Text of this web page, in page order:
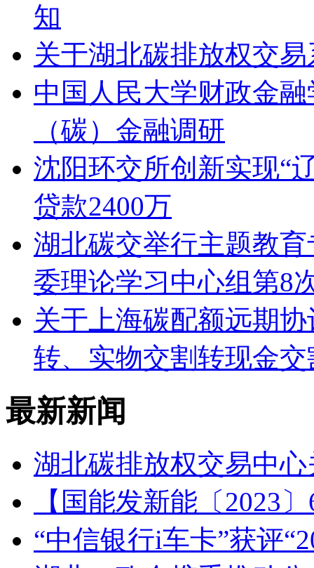
知
关于湖北碳排放权交
中国人民大学财政金
（碳）金融调研
沈阳环交所创新实现“
贷款2400万
湖北碳交举行主题教
委理论学习中心组第8
关于上海碳配额远期
转、实物交割转现金
最新新闻
湖北碳排放权交易中
【国能发新能〔2023
“中信银行i车卡”获评